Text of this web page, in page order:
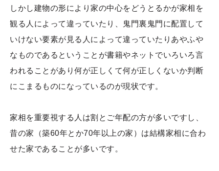
しかし建物の形により家の中心をどうとるかが家相を
観る人によって違っていたり、鬼門裏鬼門に配置して
いけない要素が見る人によって違っていたりあやふや
なものであるということが書籍やネットでいろいろ言
われることがあり何が正しくて何が正しくないか判断
にこまるものになっているのが現状です。
家相を重要視する人は割とご年配の方が多いですし、
昔の家（築60年とか70年以上の家）は結構家相に合わ
せた家であることが多いです。